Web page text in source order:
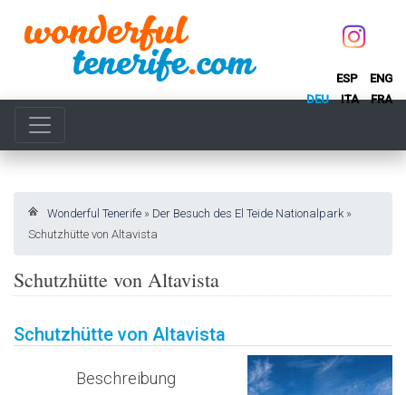
ESP
ENG
DEU
ITA FRA
Wonderful Tenerife » Der Besuch des El Teide Nationalpark»
Schutzhütte von Altavista
Schutzhütte von Altavista
Schutzhütte von Altavista
Beschreibung